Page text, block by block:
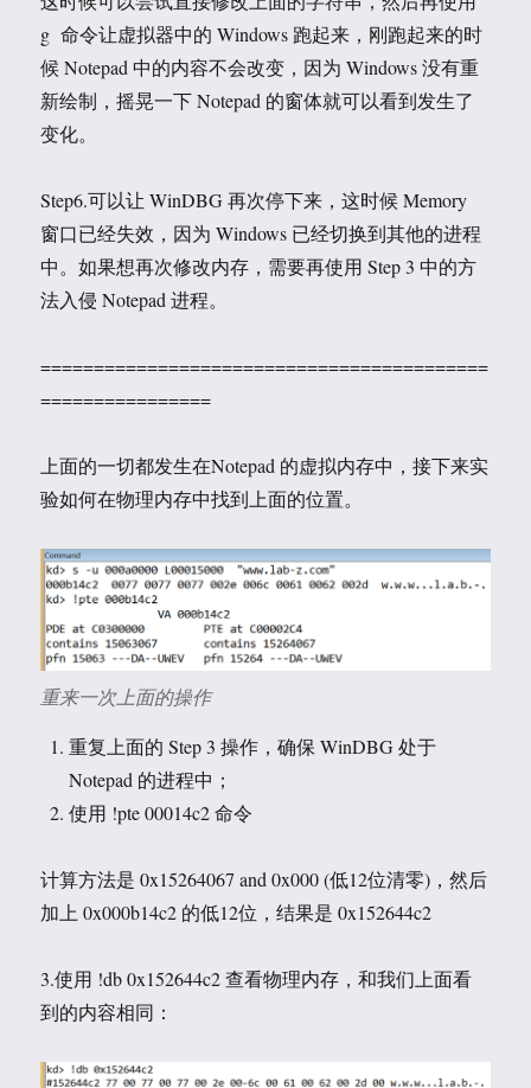
g 命令让虚拟器中的 Windows 跑起来，刚跑起来的时
候 Notepad 中的内容不会改变，因为 Windows 没有重
新绘制，摇晃一下 Notepad 的窗体就可以看到发生了
变化。
Step6.可以让 WinDBG 再次停下来，这时候 Memory
窗口已经失效，因为 Windows 已经切换到其他的进程
中。如果想再次修改内存，需要再使用 Step 3 中的方
法入侵 Notepad 进程。
==========================================
================
上面的一切都发生在Notepad 的虚拟内存中，接下来实
验如何在物理内存中找到上面的位置。
重来一次上面的操作
重复上面的 Step 3 操作，确保 WinDBG 处于
Notepad 的进程中；
使用 !pte 00014c2 命令
计算方法是 0x15264067 and 0x000 (低12位清零)，然后
加上 0x000b14c2 的低12位，结果是 0x152644c2
3.使用 !db 0x152644c2 查看物理内存，和我们上面看
到的内容相同：